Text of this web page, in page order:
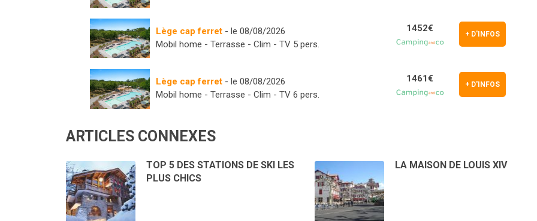
Lège cap ferret - le 08/08/2026
Mobil home - Terrasse - Clim - TV 5 pers.
+ D'INFOS
1452€
Lège cap ferret - le 08/08/2026
Mobil home - Terrasse - Clim - TV 6 pers.
+ D'INFOS
1461€
ARTICLES CONNEXES
TOP 5 DES STATIONS DE SKI LES
PLUS CHICS
LA MAISON DE LOUIS XIV